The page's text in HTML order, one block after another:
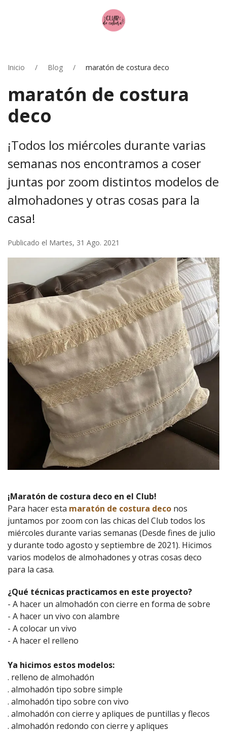
Inicio Blog maratón de costura deco
maratón de costura
deco
¡Todos los miércoles durante varias
semanas nos encontramos a coser
juntas por zoom distintos modelos de
almohadones y otras cosas para la
casa!
Publicado el Martes, 31 Ago. 2021
¡Maratón de costura deco en el Club!
Para hacer esta maratón de costura deco nos
juntamos por zoom con las chicas del Club todos los
miércoles durante varias semanas (Desde fines de julio
y durante todo agosto y septiembre de 2021). Hicimos
varios modelos de almohadones y otras cosas deco
para la casa.
¿Qué técnicas practicamos en este proyecto?
- A hacer un almohadón con cierre en forma de sobre
- A hacer un vivo con alambre
- A colocar un vivo
- A hacer el relleno
Ya hicimos estos modelos:
. relleno de almohadón
. almohadón tipo sobre simple
. almohadón tipo sobre con vivo
. almohadón con cierre y apliques de puntillas y flecos
. almohadón redondo con cierre y apliques